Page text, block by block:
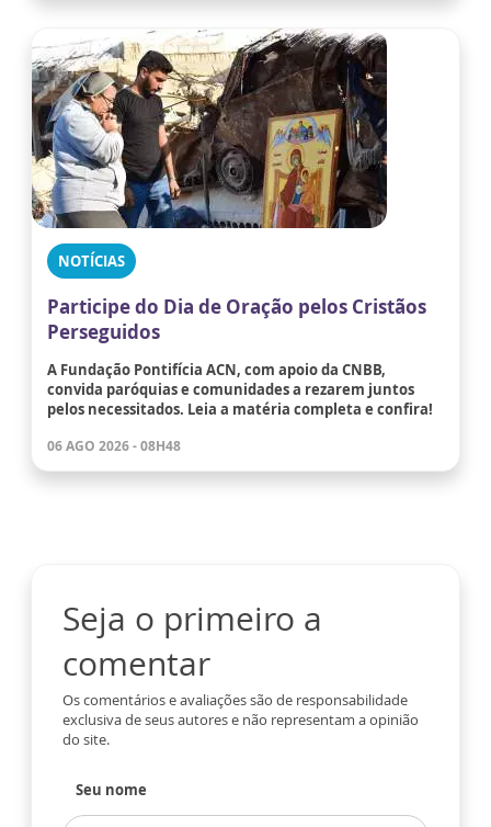
NOTÍCIAS
Participe do Dia de Oração pelos Cristãos
Perseguidos
A Fundação Pontifícia ACN, com apoio da CNBB,
convida paróquias e comunidades a rezarem juntos
pelos necessitados. Leia a matéria completa e confira!
06 AGO 2026 - 08H48
Seja o primeiro a
comentar
Os comentários e avaliações são de responsabilidade
exclusiva de seus autores e não representam a opinião
do site.
Seu nome